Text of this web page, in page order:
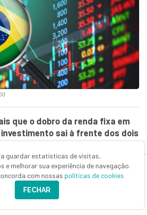
que o dobro da renda fixa em
sai à frente dos dois
guardar estatísticas de visitas,
e melhorar sua experiência de navegação.
com nossas políticas de cookies
FECHAR